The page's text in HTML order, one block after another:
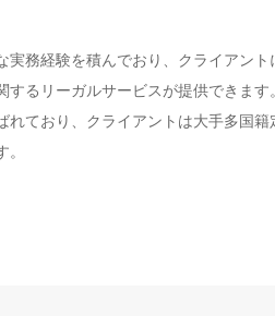
務経験を積んでおり、クライアント
るリーガルサービスが提供できま
ており、クライアントは大手多国